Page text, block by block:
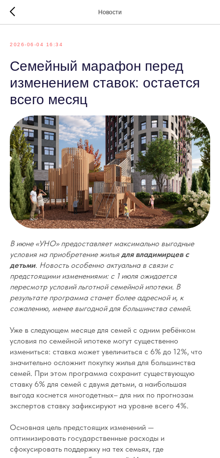
Новости
2026-06-04 16:34
Семейный марафон перед
изменением ставок: остается
всего месяц
В июне «УНО» предоставляет максимально выгодные
условия на приобретение жилья для владимирцев с
детьми. Новость особенно актуальна в связи с
предстоящими изменениями: с 1 июля ожидается
пересмотр условий льготной семейной ипотеки. В
результате программа станет более адресной и, к
сожалению, менее выгодной для большинства семей.
Уже в следующем месяце для семей с одним ребёнком
условия по семейной ипотеке могут существенно
измениться: ставка может увеличиться с 6% до 12%, что
значительно осложнит покупку жилья для большинства
семей. При этом программа сохранит существующую
ставку 6% для семей с двумя детьми, а наибольшая
выгода коснется многодетных– для них по прогнозам
экспертов ставку зафиксируют на уровне всего 4%.
Основная цель предстоящих изменений —
оптимизировать государственные расходы и
сфокусировать поддержку на тех семьях, где